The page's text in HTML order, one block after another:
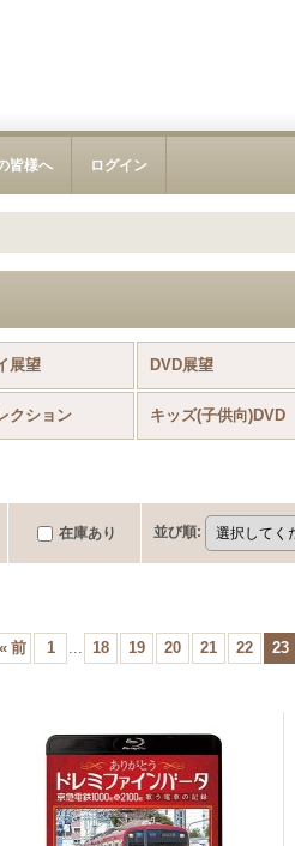
皆様へ ログイン
展望 DVD展望
クション キッズ(子供向)DVD
在庫あり 並び順:
« 前 1 ... 18 19 20 21 22 23